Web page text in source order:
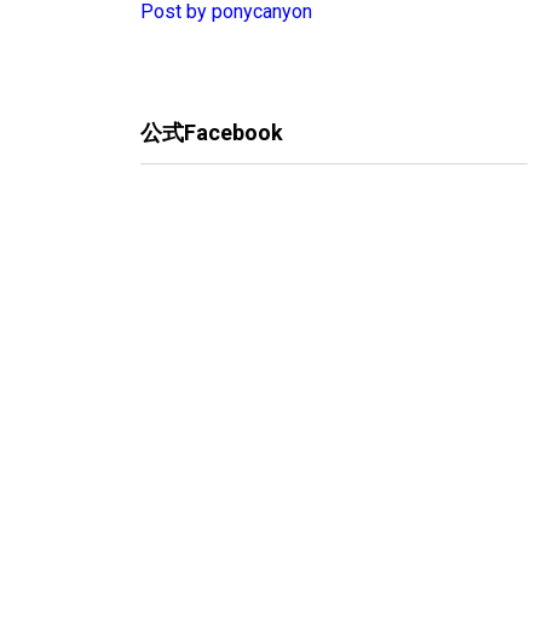
Post by ponycanyon
公式Facebook